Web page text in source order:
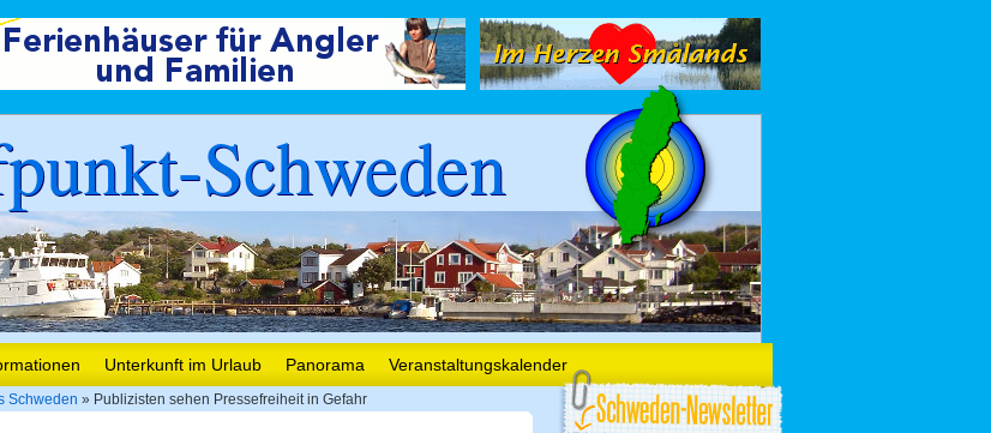
Schweden
Unterkunft im Urlaub Panorama Veranstaltungskalender
Schweden » Publizisten sehen Pressefreiheit in Gefahr